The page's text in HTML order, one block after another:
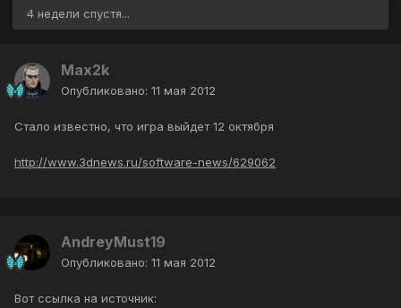
4 недели спустя...
Max2k
Опубликовано: 11 мая 2012
Стало известно, что игра выйдет 12 октября
http://www.3dnews.ru/software-news/629062
AndreyMust19
Опубликовано: 11 мая 2012
Вот ссылка на источник: